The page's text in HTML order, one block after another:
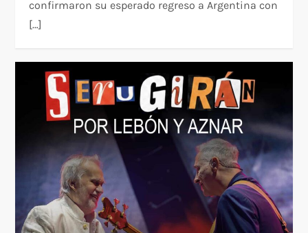
confirmaron su esperado regreso a Argentina con
[…]